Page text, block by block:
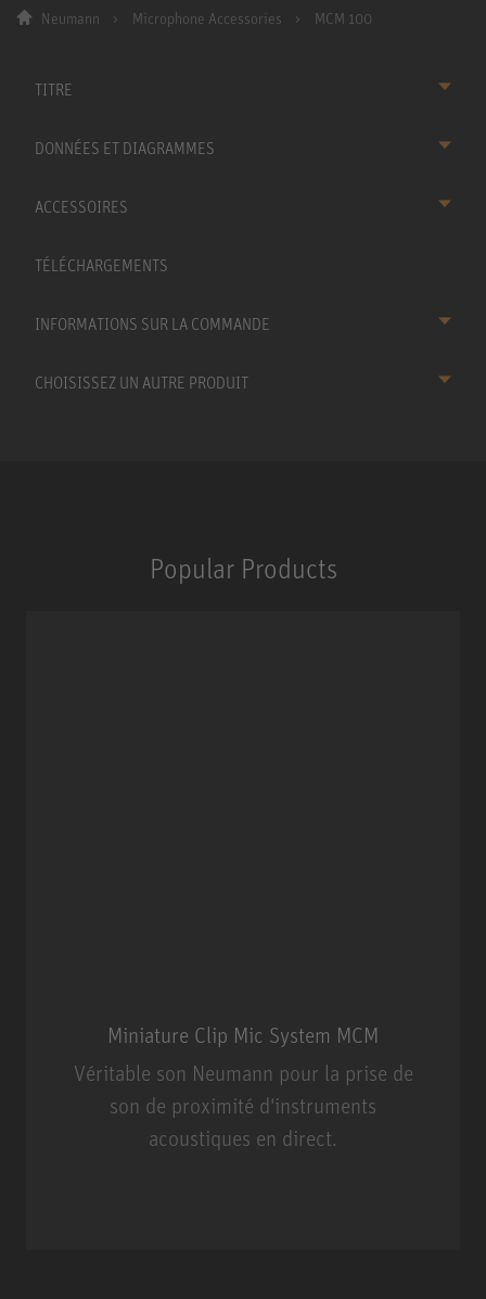
Neumann Microphone Accessories MCM 100
TITRE
DONNÉES ET DIAGRAMMES
ACCESSOIRES
TÉLÉCHARGEMENTS
INFORMATIONS SUR LA COMMANDE
CHOISISSEZ UN AUTRE PRODUIT
Popular Products
Miniature Clip Mic System MCM
Véritable son Neumann pour la prise de
son de proximité d'instruments
acoustiques en direct.